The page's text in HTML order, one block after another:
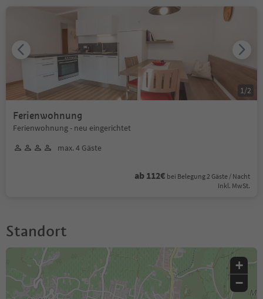
Ferienwohnung
Ferienwohnung - neu eingerichtet
max. 4 Gäste
ab 112€ bei Belegung 2 Gäste / Nacht
Inkl. MwSt.
1 /2
Standort
+
−